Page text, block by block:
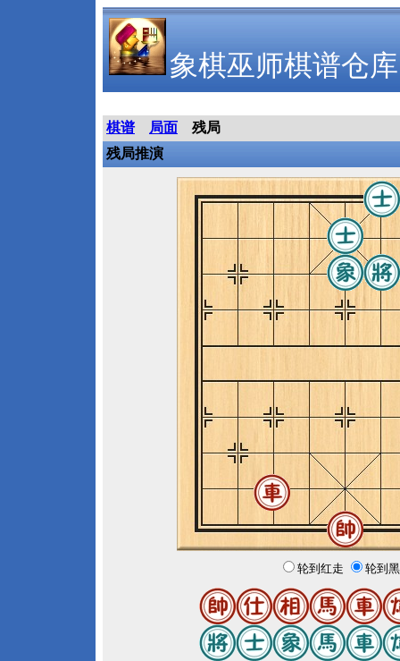
象棋巫师棋谱仓库
棋谱 局面
残局
残局推演
轮到红走 轮到